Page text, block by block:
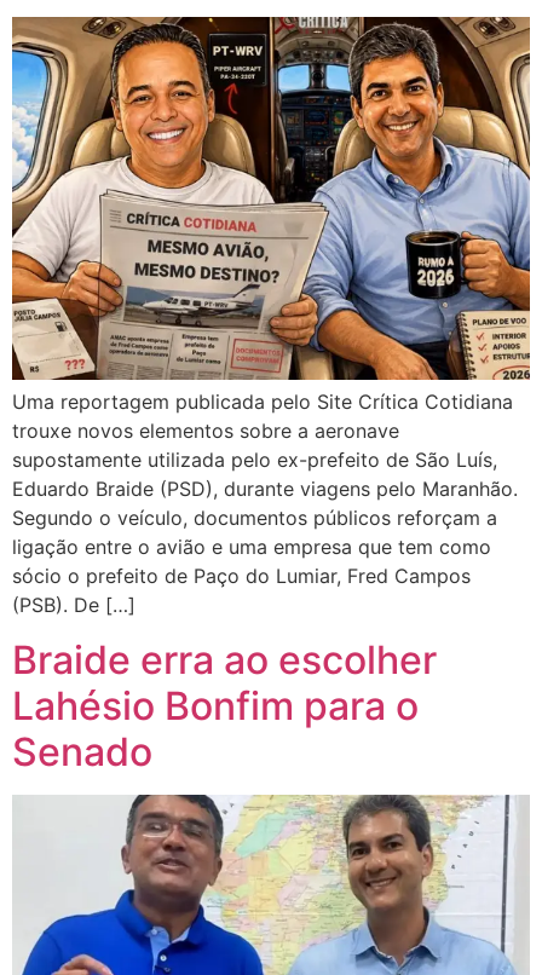
Uma reportagem publicada pelo Site Crítica Cotidiana
trouxe novos elementos sobre a aeronave
supostamente utilizada pelo ex-prefeito de São Luís,
Eduardo Braide (PSD), durante viagens pelo Maranhão.
Segundo o veículo, documentos públicos reforçam a
ligação entre o avião e uma empresa que tem como
sócio o prefeito de Paço do Lumiar, Fred Campos
(PSB). De […]
Braide erra ao escolher
Lahésio Bonfim para o
Senado